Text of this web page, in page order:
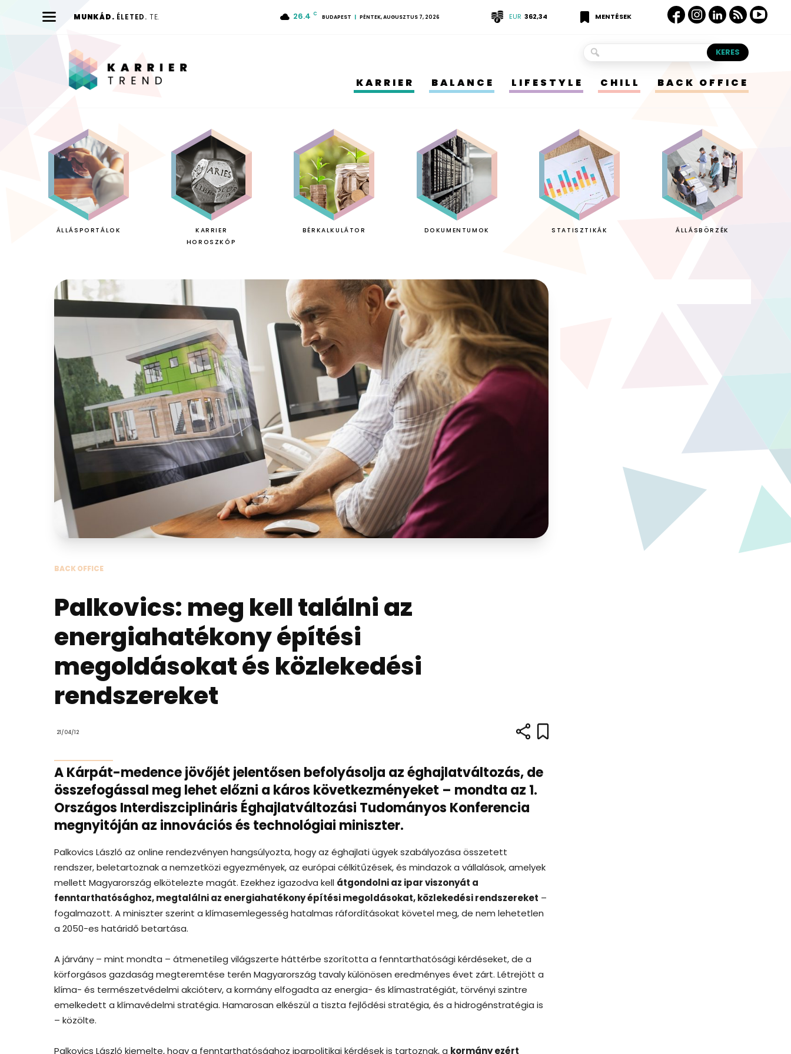
MUNKÁD. ÉLETED. TE. 26.4 C BUDAPEST PÉNTEK, AUGUSZTUS 7, 2026 EUR 362,34 MENTÉSEK
KARRIER BALANCE LIFESTYLE CHILL BACK OFFICE
ÁLLÁSPORTÁLOK
KARRIER
HOROSZKÓP
BÉRKALKULÁTOR DOKUMENTUMOK STATISZTIKÁK ÁLLÁSBÖRZÉK
BACK OFFICE
Palkovics: meg kell találni az
energiahatékony építési
megoldásokat és közlekedési
rendszereket
21/04/12
A Kárpát-medence jövőjét jelentősen befolyásolja az éghajlatváltozás, de
összefogással meg lehet előzni a káros következményeket – mondta az 1.
Országos Interdiszciplináris Éghajlatváltozási Tudományos Konferencia
megnyitóján az innovációs és technológiai miniszter.
Palkovics László az online rendezvényen hangsúlyozta, hogy az éghajlati ügyek szabályozása összetett
rendszer, beletartoznak a nemzetközi egyezmények, az európai célkitűzések, és mindazok a vállalások, amelyek
mellett Magyarország elkötelezte magát. Ezekhez igazodva kell átgondolni az ipar viszonyát a
fenntarthatósághoz, megtalálni az energiahatékony építési megoldásokat, közlekedési rendszereket –
fogalmazott. A miniszter szerint a klímasemlegesség hatalmas ráfordításokat követel meg, de nem lehetetlen
a 2050-es határidő betartása.
A járvány – mint mondta – átmenetileg világszerte háttérbe szorította a fenntarthatósági kérdéseket, de a
körforgásos gazdaság megteremtése terén Magyarország tavaly különösen eredményes évet zárt. Létrejött a
klíma- és természetvédelmi akcióterv, a kormány elfogadta az energia- és klímastratégiát, törvényi szintre
emelkedett a klímavédelmi stratégia. Hamarosan elkészül a tiszta fejlődési stratégia, és a hidrogénstratégia is
– közölte.
Palkovics László kiemelte, hogy a fenntarthatósághoz iparpolitikai kérdések is tartoznak, a kormány ezért